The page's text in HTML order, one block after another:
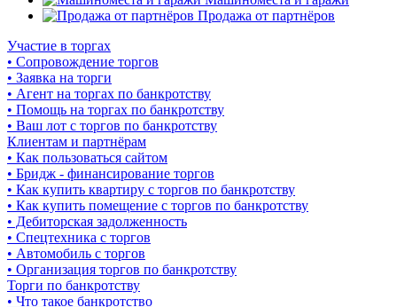
Продажа от партнёров
Участие в торгах
• Сопровождение торгов
• Заявка на торги
• Агент на торгах по банкротству
• Помощь на торгах по банкротству
• Ваш лот с торгов по банкротству
Клиентам и партнёрам
• Как пользоваться сайтом
• Бридж - финансирование торгов
• Как купить квартиру с торгов по банкротству
• Как купить помещение с торгов по банкротству
• Дебиторская задолженность
• Спецтехника с торгов
• Автомобиль с торгов
• Организация торгов по банкротству
Торги по банкротству
• Что такое банкротство